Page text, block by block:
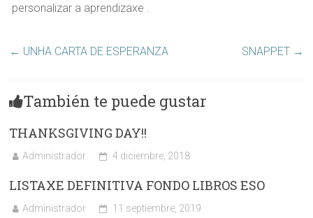
personalizar a aprendizaxe .
← UNHA CARTA DE ESPERANZA SNAPPET →
También te puede gustar
THANKSGIVING DAY!!
Administrador 4 diciembre, 2018
LISTAXE DEFINITIVA FONDO LIBROS ESO
Administrador 11 septiembre, 2019